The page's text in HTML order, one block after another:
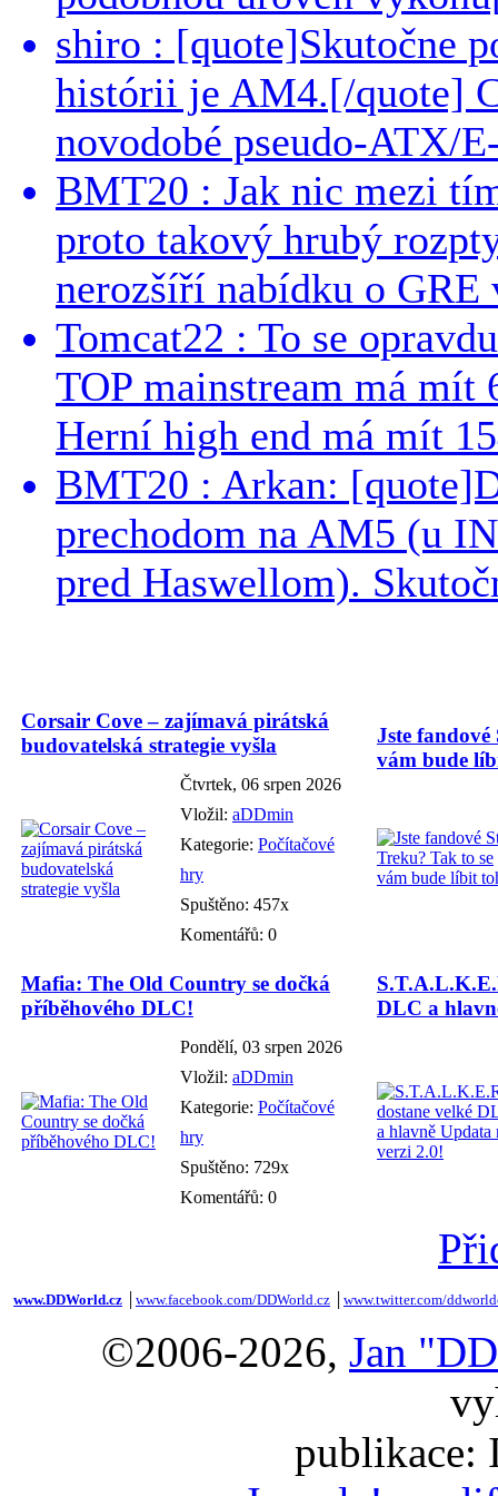
shiro : [quote]Skutočne
histórii je AM4.[/quote]
novodobé pseudo-ATX/
BMT20 : Jak nic mezi
proto takový hrubý
nerozšíří nabídku o GRE
Tomcat22 : To se
TOP mainstream má
Herní high end má mít
BMT20 : Arkan:
prechodom na AM5 (u
pred Haswellom).
Corsair Cove – zajímavá pirátská
budovatelská strategie vyšla
Čtvrtek, 06 srpen 2026
Vložil: aDDmin
Kategorie: Počítačové
hry
Spuštěno: 457x
Komentářů: 0
Jste
vám bude
Mafia: The Old Country se dočká
příběhového DLC!
Pondělí, 03 srpen 2026
Vložil: aDDmin
Kategorie: Počítačové
hry
Spuštěno: 729x
Komentářů: 0
DLC a
www.DDWorld.cz www.facebook.com/DDWorld.cz www.twitter.com/
©2006-2026, Jan
publikace: